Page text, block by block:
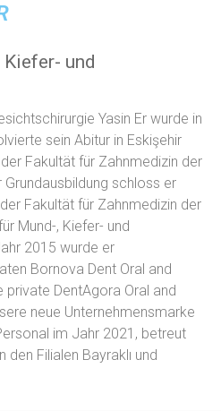
und
Yasin Er wurde in
sein Abitur in Eskişehir
Fakultät für Zahnmedizin der
schloss er
Fakultät für Zahnmedizin der
Mund-, Kiefer- und
2015 wurde er
Bornova Dent Oral and
private DentAgora Oral and
neue Unternehmensmarke
im Jahr 2021, betreut
Filialen Bayraklı und